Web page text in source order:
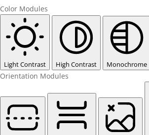
Color Modules
Light Contrast High Contrast Monochrome
Orientation Modules